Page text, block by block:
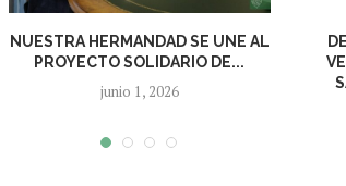
NUESTRA HERMANDAD SE UNE AL
PROYECTO SOLIDARIO DE...
junio 1, 2026